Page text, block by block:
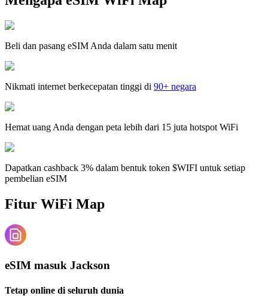
Beli dan pasang eSIM Anda dalam satu menit
Nikmati internet berkecepatan tinggi di 90+ negara
Hemat uang Anda dengan peta lebih dari 15 juta hotspot WiFi
Dapatkan cashback 3% dalam bentuk token $WIFI untuk setiap
pembelian eSIM
Fitur WiFi Map
eSIM masuk Jackson
Tetap online di seluruh dunia